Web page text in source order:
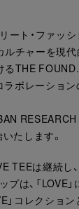
ート・ファッ
ルチャーを現
るTHE
ボレーショ
たします。
TEEは継続し
は、「LOVE
」コレクション